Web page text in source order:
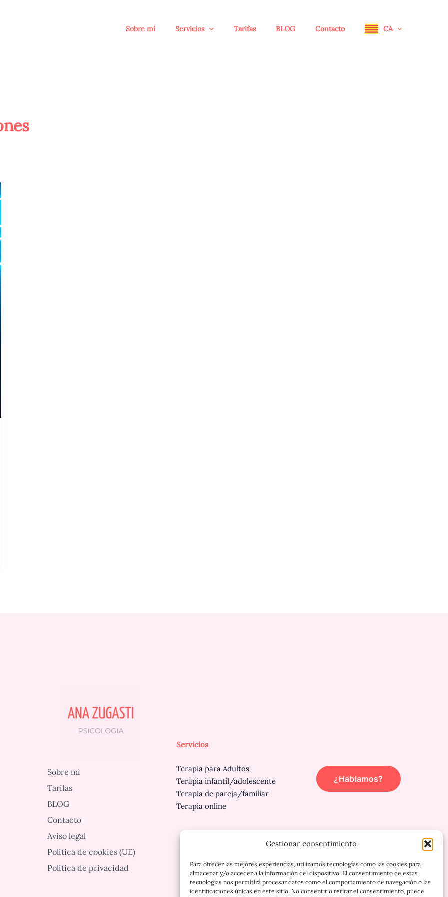
Gestionar consentimiento
Para ofrecer las mejores experiencias, utilizamos tecnologías como las cookies para
almacenar y/o acceder a la información del dispositivo. El consentimiento de estas
tecnologías nos permitirá procesar datos como el comportamiento de navegación o las
identificaciones únicas en este sitio. No consentir o retirar el consentimiento, puede
Sobre mí Servicios Tarifas BLOG Contacto CA
Sobre mí
Tarifas
BLOG
Contacto
Aviso legal
Política de cookies (UE)
Política de privacidad
Servicios
Terapia para Adultos
Terapia infantil/adolescente
Terapia de pareja/familiar
Terapia online
¿Hablamos?